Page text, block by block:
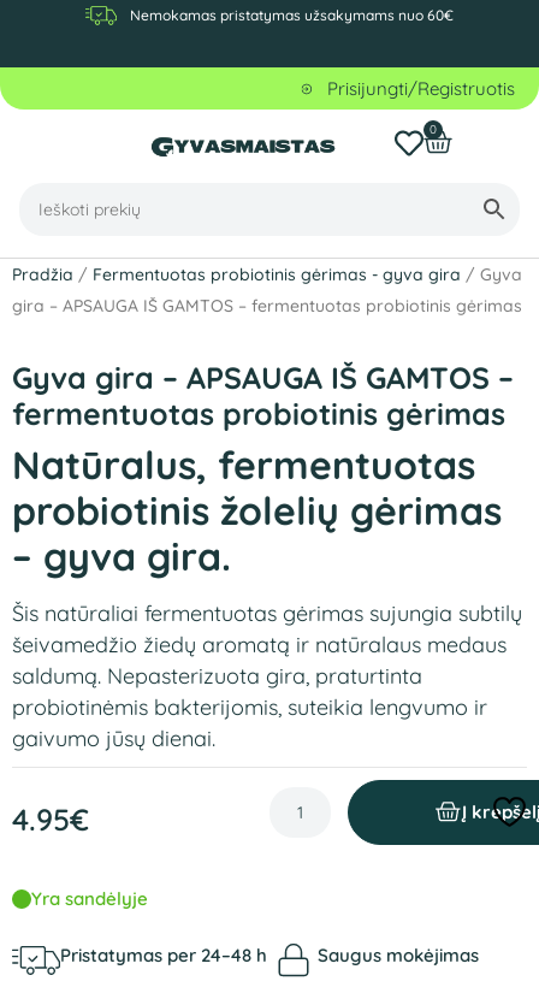
Nemokamas pristatymas užsakymams nuo 60€
Prisijungti/Registruotis
0
Gyva gira – APSAUGA IŠ GAMTOS –
fermentuotas probiotinis gėrimas
Natūralus, fermentuotas
probiotinis žolelių gėrimas
– gyva gira.
Šis natūraliai fermentuotas gėrimas sujungia subtilų
šeivamedžio žiedų aromatą ir natūralaus medaus
saldumą. Nepasterizuota gira, praturtinta
probiotinėmis bakterijomis, suteikia lengvumo ir
gaivumo jūsų dienai.
4.95€ Į
Yra sandėlyje
Pristatymas per 24–48 h Saugus mokėjimas
Pradžia / Fermentuotas probiotinis gėrimas - gyva gira / Gyva
gira – APSAUGA IŠ GAMTOS – fermentuotas probiotinis gėrimas